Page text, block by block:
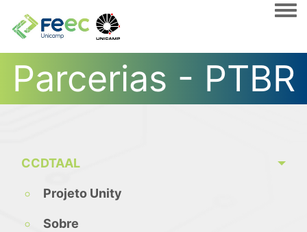
Parcerias - PTBR
CCDTAAL
Projeto Unity
Sobre